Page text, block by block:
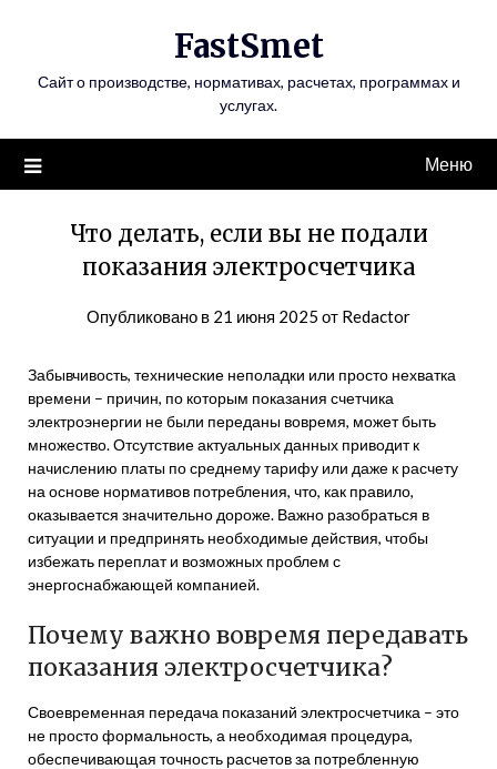
FastSmet
Сайт о производстве, нормативах, расчетах, программах и
услугах.
Меню
Что делать, если вы не подали
показания электросчетчика
Опубликовано в 21 июня 2025 от Redactor
Забывчивость, технические неполадки или просто нехватка
времени – причин, по которым показания счетчика
электроэнергии не были переданы вовремя, может быть
множество. Отсутствие актуальных данных приводит к
начислению платы по среднему тарифу или даже к расчету
на основе нормативов потребления, что, как правило,
оказывается значительно дороже. Важно разобраться в
ситуации и предпринять необходимые действия, чтобы
избежать переплат и возможных проблем с
энергоснабжающей компанией.
Почему важно вовремя передавать
показания электросчетчика?
Своевременная передача показаний электросчетчика – это
не просто формальность, а необходимая процедура,
обеспечивающая точность расчетов за потребленную